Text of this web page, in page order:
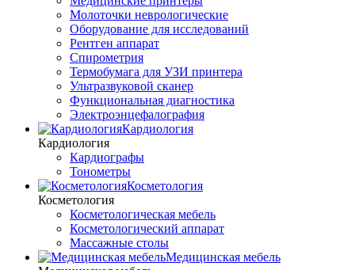
Молоточки неврологические
Оборудование для исследований
Рентген аппарат
Спирометрия
Термобумага для УЗИ принтера
Ультразвуковой сканер
Функциональная диагностика
Электроэнцефалография
Кардиология
Кардиология
Кардиографы
Тонометры
Косметология
Косметология
Косметологическая мебель
Косметологический аппарат
Массажные столы
Медицинская мебель